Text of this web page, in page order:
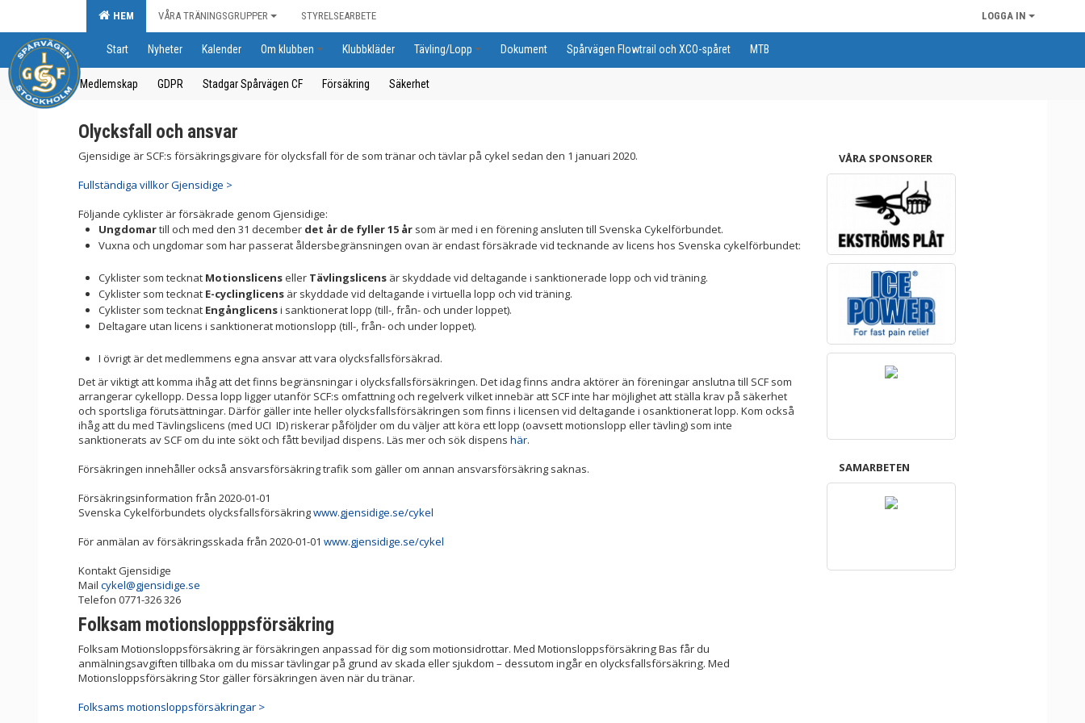
HEM VÅRA TRÄNINGSGRUPPER STYRELSEARBETE LOGGA IN
Start Nyheter Kalender Om klubben Klubbkläder Tävling/Lopp Dokument Spårvägen Flowtrail och XCO-spåret MTB
Medlemskap GDPR Stadgar Spårvägen CF Försäkring Säkerhet
Olycksfall och ansvar
Gjensidige är SCF:s försäkringsgivare för olycksfall för de som tränar och tävlar på cykel sedan den 1 januari 2020.
Fullständiga villkor Gjensidige >
Följande cyklister är försäkrade genom Gjensidige:
Ungdomartill och med den 31 december det år de fyller 15 år som är med i en förening ansluten till Svenska Cykelförbundet.
Vuxna och ungdomar som har passerat åldersbegränsningen ovan är endast försäkrade vid tecknande av licens hos Svenska cykelförbundet:
Cyklister som tecknat Motionslicenseller Tävlingslicens är skyddade vid deltagande i sanktionerade lopp och vid träning.
Cyklister som tecknat E-cyclinglicens är skyddade vid deltagande i virtuella lopp och vid träning.
Cyklister som tecknat Engånglicensi sanktionerat lopp (till-, från- och under loppet).
Deltagare utan licens i sanktionerat motionslopp (till-, från- och under loppet).
I övrigt är det medlemmens egna ansvar att vara olycksfallsförsäkrad.
Det är viktigt att komma ihåg att det finns begränsningar i olycksfallsförsäkringen. Det idag finns andra aktörer än föreningar anslutna till SCF som
arrangerar cykellopp. Dessa lopp ligger utanför SCF:s omfattning och regelverk vilket innebär att SCF inte har möjlighet att ställa krav på säkerhet
och sportsliga förutsättningar. Därför gäller inte heller olycksfallsförsäkringen som finns i licensen vid deltagande i osanktionerat lopp. Kom också
ihåg att du med Tävlingslicens (med UCI ID) riskerar påföljder om du väljer att köra ett lopp (oavsett motionslopp eller tävling) som inte
sanktionerats av SCF om du inte sökt och fått beviljad dispens. Läs mer och sök dispens här.
Försäkringen innehåller också ansvarsförsäkring trafik som gäller om annan ansvarsförsäkring saknas.
Försäkringsinformation från 2020-01-01
Svenska Cykelförbundets olycksfallsförsäkringwww.gjensidige.se/cykel
För anmälan av försäkringsskada från 2020-01-01 www.gjensidige.se/cykel
Kontakt Gjensidige
Mail cykel@gjensidige.se
Telefon 0771-326 326
Folksam motionslopppsförsäkring
Folksam Motionsloppsförsäkring är försäkringen anpassad för dig som motionsidrottar. Med Motionsloppsförsäkring Bas får du
anmälningsavgiften tillbaka om du missar tävlingar på grund av skada eller sjukdom – dessutom ingår en olycksfallsförsäkring. Med
Motionsloppsförsäkring Stor gäller försäkringen även när du tränar.
Folksams motionsloppsförsäkringar >
VÅRA SPONSORER
SAMARBETEN